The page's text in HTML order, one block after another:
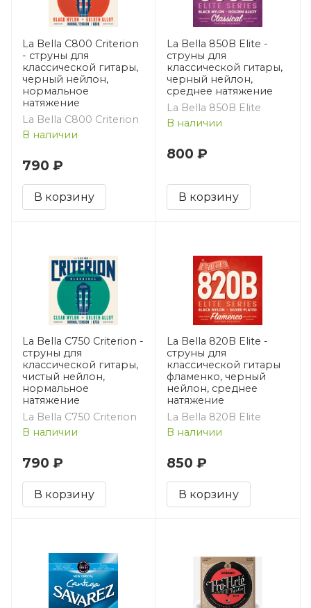
La Bella C800 Criterion
- струны для
классической гитары,
черный нейлон,
нормальное
натяжение
La Bella C800 Criterion
В наличии
790 ₽
В корзину
La Bella 850B Elite -
струны для
классической гитары,
черный нейлон,
среднее натяжение
La Bella 850B Elite
В наличии
800 ₽
В корзину
La Bella C750 Criterion -
струны для
классической гитары,
чистый нейлон,
нормальное
натяжение
La Bella C750 Criterion
В наличии
790 ₽
В корзину
La Bella 820B Elite -
струны для
классической гитары
фламенко, черный
нейлон, среднее
натяжение
La Bella 820B Elite
В наличии
850 ₽
В корзину